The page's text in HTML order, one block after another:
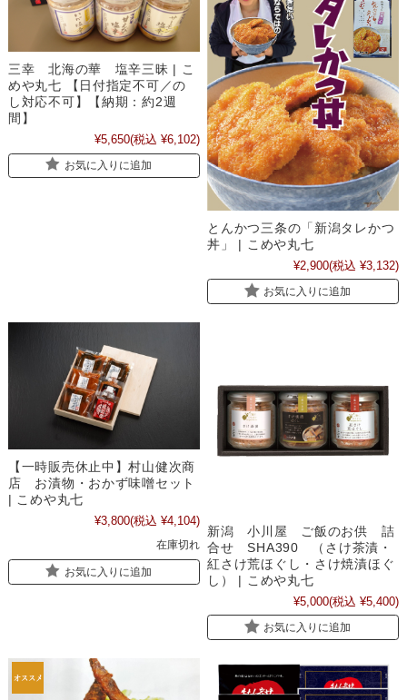
三幸 北海の華 塩辛三昧 | こ
めや丸七 【日付指定不可／の
し対応不可】【納期：約2週
間】
¥5,650(税込 ¥6,102)
お気に入りに追加
とんかつ三条の「新潟タレかつ
丼」 | こめや丸七
¥2,900(税込 ¥3,132)
お気に入りに追加
【一時販売休止中】村山健次商
店 お漬物・おかず味噌セット
| こめや丸七
¥3,800(税込 ¥4,104)
在庫切れ
お気に入りに追加
新潟 小川屋 ご飯のお供 詰
合せ SHA390 （さけ茶漬・
紅さけ荒ほぐし・さけ焼漬ほぐ
し） | こめや丸七
¥5,000(税込 ¥5,400)
お気に入りに追加